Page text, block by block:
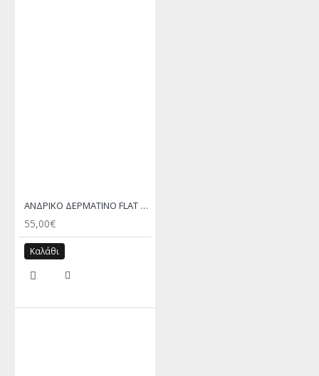
ΑΝΔΡΙΚΟ ΔΕΡΜΑΤΙΝΟ FLAT ΣΑΝΔΑΛΙ ΜΑΥΡΟ ΑΧΙΛΛΕΑΣ
55,00€
Καλάθι